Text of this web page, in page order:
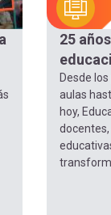
25
Desde
aulas
hoy,